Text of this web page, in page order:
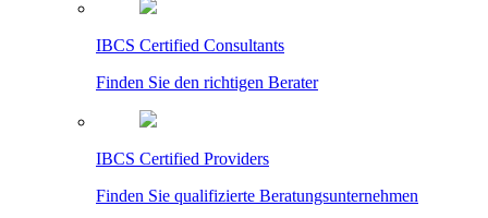
IBCS Certified Consultants
Finden Sie den richtigen Berater
IBCS Certified Providers
Finden Sie qualifizierte Beratungsunternehmen